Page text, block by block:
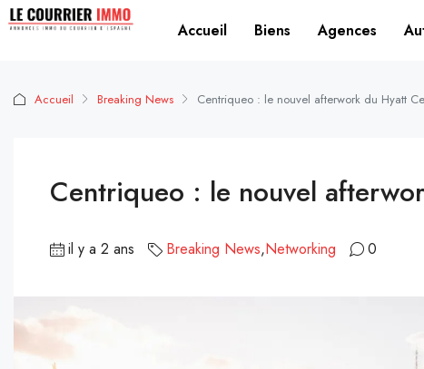
Accueil Biens Agences
Accueil Breaking News Centriqueo : le nouvel afterwork du Hyatt
Centriqueo : le nouvel
il y a 2 ans Breaking News,Networking 0